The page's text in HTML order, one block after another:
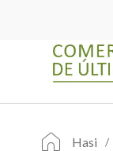
Hasi